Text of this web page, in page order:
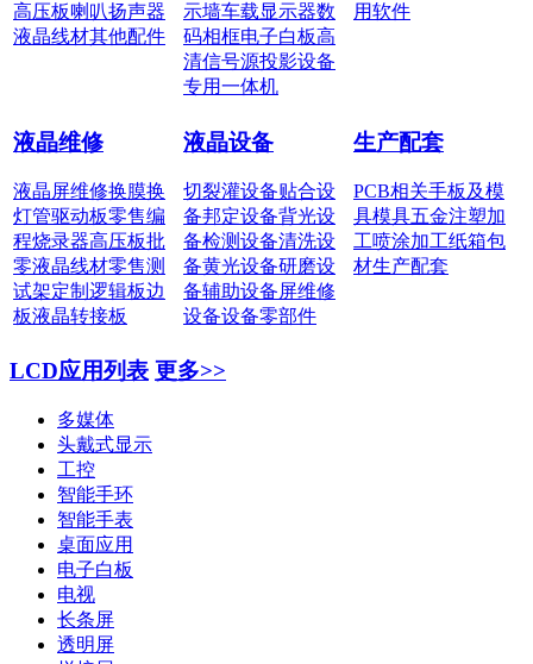
高压板喇叭扬声器
液晶线材其他配件
示墙车载显示器数
码相框电子白板高
清信号源投影设备
专用一体机
用软件
液晶维修
液晶屏维修换膜换
灯管驱动板零售编
程烧录器高压板批
零液晶线材零售测
试架定制 逻辑板边
板液晶转接板
液晶设备
切裂灌设备贴合设
备邦定设备背光设
备检测设备清洗设
备黄光设备研磨设
备辅助设备屏维修
设备设备零部件
生产配套
PCB相关手板及模
具模具五金注塑加
工喷涂加工纸箱包
材生产配套
LCD应用列表 更多>>
多媒体
头戴式显示
工控
智能手环
智能手表
桌面应用
电子白板
电视
长条屏
透明屏